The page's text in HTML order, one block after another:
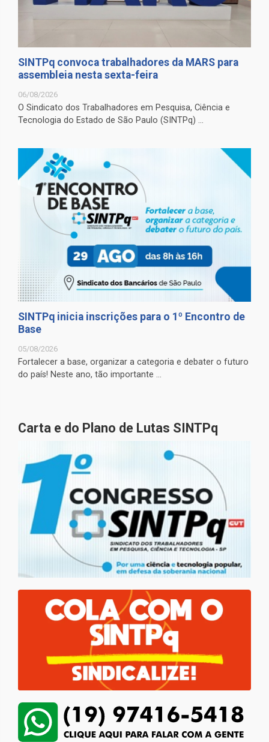
SINTPq convoca trabalhadores da MARS para
assembleia nesta sexta-feira
06/08/2026
O Sindicato dos Trabalhadores em Pesquisa, Ciência e
Tecnologia do Estado de São Paulo (SINTPq) ...
SINTPq inicia inscrições para o 1º Encontro de
Base
05/08/2026
Fortalecer a base, organizar a categoria e debater o futuro
do país! Neste ano, tão importante ...
Carta e do Plano de Lutas SINTPq